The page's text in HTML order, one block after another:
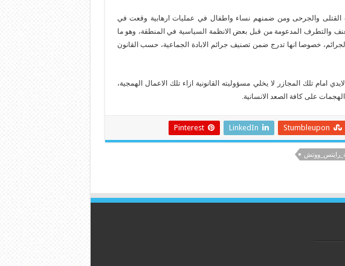
القتلى والجرحى ومن ضمنهم نساء واطفال في عمليات ارهابية وقعت في
والتطرف المدعومة من قبل بعض الانظمة السياسية في المنطقة، وهو ما
خصوصا انها تدرج ضمن تصنيف جرائم الابادة الجماعية، حسب القانون
امام تلك المجازر لا يخلي مسؤوليته القانونية ازاء تلك الاعمال الهمجية،
على كافة الصعد الانسانية.
Stumbleupon
LinkedIn
Pinterest